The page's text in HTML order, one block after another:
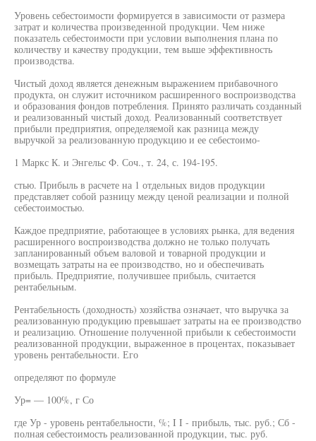
Уровень себестоимости формируется в зависимости от размера
затрат и количества произведенной продукции. Чем ниже
показатель себестоимости при условии выполнения плана по
количеству и качеству продукции, тем выше эффективность
производства.
Чистый доход является денежным выражением прибавочного
продукта, он служит источником расширенного воспроизводства
и образования фондов потребления. Принято различать созданный
и реализованный чистый доход. Реализованный соответствует
прибыли предприятия, определяемой как разница между
выручкой за реализованную продукцию и ее себестоимо-
1 Маркс К. и Энгельс Ф. Соч., т. 24, с. 194-195.
стью. Прибыль в расчете на 1 отдельных видов продукции
представляет собой разницу между ценой реализации и полной
себестоимостью.
Каждое предприятие, работающее в условиях рынка, для ведения
расширенного воспроизводства должно не только получать
запланированный объем валовой и товарной продукции и
возмещать затраты на ее производство, но и обеспечивать
прибыль. Предприятие, получившее прибыль, считается
рентабельным.
Рентабельность (доходность) хозяйства означает, что выручка за
реализованную продукцию превышает затраты на ее производство
и реализацию. Отношение полученной прибыли к себестоимости
реализованной продукции, выраженное в процентах, показывает
уровень рентабельности. Его
определяют по формуле
Ур= — 100%, г Со
где Ур - уровень рентабельности, %; I I - прибыль, тыс. руб.; Сб -
полная себестоимость реализованной продукции, тыс. руб.